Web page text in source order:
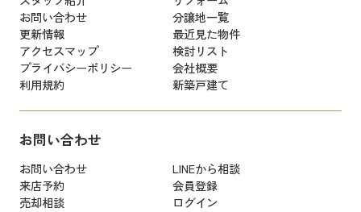
お問い合わせ
分譲地一覧
更新情報
最近見た物件
アクセスマップ
検討リスト
プライバシーポリシー
会社概要
利用規約
新築戸建て
お問い合わせ
お問い合わせ
LINEから相談
来店予約
会員登録
売却相談
ログイン